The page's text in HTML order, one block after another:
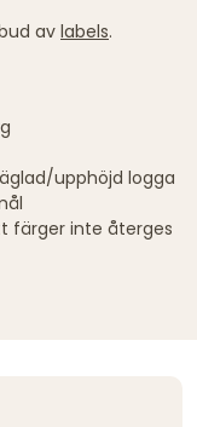
av labels.
upphöjd logga
färger inte återges